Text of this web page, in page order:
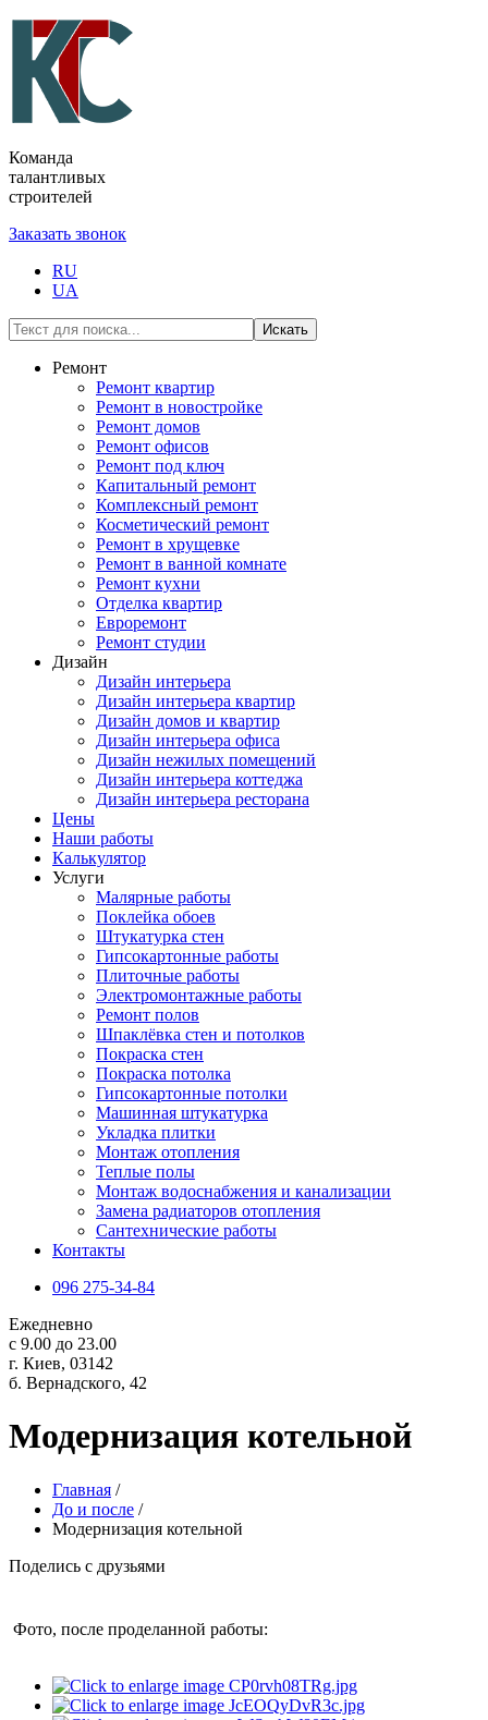
Команда
талантливых
строителей
Заказать звонок
RU
UA
Искать
Ремонт
Ремонт квартир
Ремонт в новостройке
Ремонт домов
Ремонт офисов
Ремонт под ключ
Капитальный ремонт
Комплексный ремонт
Косметический ремонт
Ремонт в хрущевке
Ремонт в ванной комнате
Ремонт кухни
Отделка квартир
Евроремонт
Ремонт студии
Дизайн
Дизайн интерьера
Дизайн интерьера квартир
Дизайн домов и квартир
Дизайн интерьера офиса
Дизайн нежилых помещений
Дизайн интерьера коттеджа
Дизайн интерьера ресторана
Цены
Наши работы
Калькулятор
Услуги
Малярные работы
Поклейка обоев
Штукатурка стен
Гипсокартонные работы
Плиточные работы
Электромонтажные работы
Ремонт полов
Шпаклёвка стен и потолков
Покраска стен
Покраска потолка
Гипсокартонные потолки
Машинная штукатурка
Укладка плитки
Монтаж отопления
Теплые полы
Монтаж водоснабжения и канализации
Замена радиаторов отопления
Сантехнические работы
Контакты
096 275-34-84
Ежедневно
с 9.00 до 23.00
г. Киев, 03142
б. Вернадского, 42
Модернизация котельной
Главная /
До и после /
Модернизация котельной
Поделись с друзьями
Фото, после проделанной работы: